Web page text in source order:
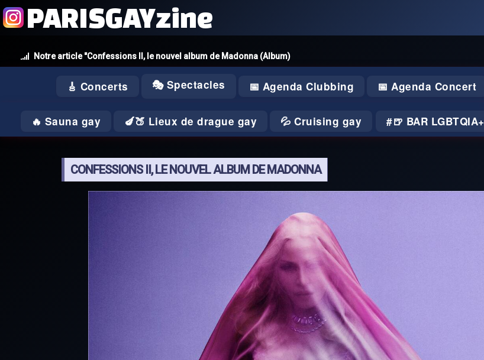
Notre article "Confessions II, le nouvel album de Madonna (Album)
PARISGAYzine
🎸 Concerts 🎭 Spectacles 📅 Agenda Clubbing 📅 Agenda Concert
🔥 Sauna gay 🍆🍑 Lieux de drague gay 💦 Cruising gay 🍺 BAR LGBTQIA+
CONFESSIONS II, LE NOUVEL ALBUM DE MADONNA